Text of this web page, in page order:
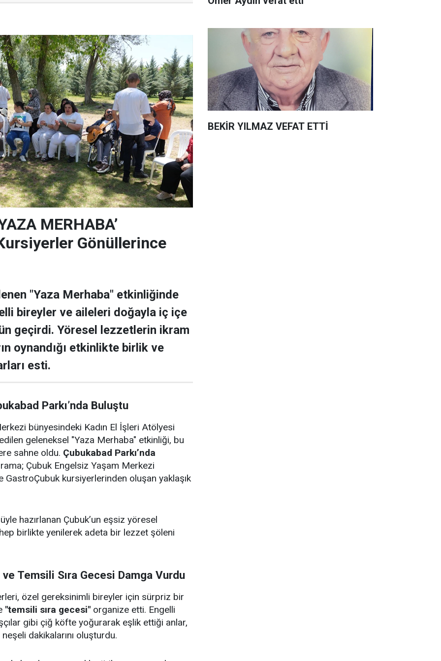
MERHABA’
Gönüllerince
"Yaza Merhaba" etkinliğinde
bireyler ve aileleri doğayla iç içe
geçirdi. Yöresel lezzetlerin ikram
oynandığı etkinlikte birlik ve
esti.
Parkı’nda Buluştu
bünyesindeki Kadın El İşleri Atölyesi
geleneksel "Yaza Merhaba" etkinliği, bu
sahne oldu. Çubukabad Parkı’nda
Çubuk Engelsiz Yaşam Merkezi
GastroÇubuk kursiyerlerinden oluşan yaklaşık
hazırlanan Çubuk’un eşsiz yöresel
birlikte yenilerek adeta bir lezzet şöleni
Temsili Sıra Gecesi Damga Vurdu
özel gereksinimli bireyler için sürpriz bir
"temsili sıra gecesi" organize etti. Engelli
gibi çiğ köfte yoğurarak eşlik ettiği anlar,
dakikalarını oluşturdu.
BEKİR YILMAZ VEFAT ETTİ